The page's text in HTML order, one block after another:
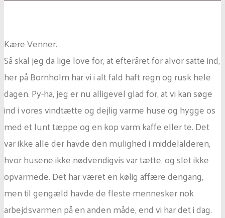
Kære Venner.
Så skal jeg da lige love for, at efteråret for alvor satte ind,
her på Bornholm har vi i alt fald haft regn og rusk hele
dagen. Py-ha, jeg er nu alligevel glad for, at vi kan søge
ind i vores vindtætte og dejlig varme huse og hygge os
med et lunt tæppe og en kop varm kaffe eller te. Det
var ikke alle der havde den mulighed i middelalderen,
hvor husene ikke nødvendigvis var tætte, og slet ikke
opvarmede. Det har været en kølig affære dengang,
men til gengæld havde de fleste mennesker nok
arbejdsvarmen på en anden måde, end vi har det i dag.